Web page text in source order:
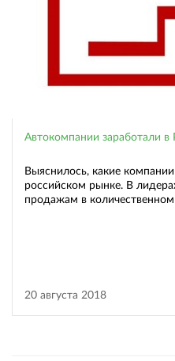
Автокомпании заработали
Выяснилось, какие
российском рынке. В
продажам в
20 августа 2018